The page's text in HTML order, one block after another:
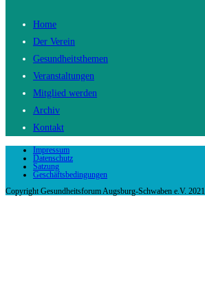
Home
Der Verein
Gesundheitsthemen
Veranstaltungen
Mitglied werden
Archiv
Kontakt
Impressum
Datenschutz
Satzung
Geschäftsbedingungen
Copyright Gesundheitsforum Augsburg-Schwaben e.V. 2021